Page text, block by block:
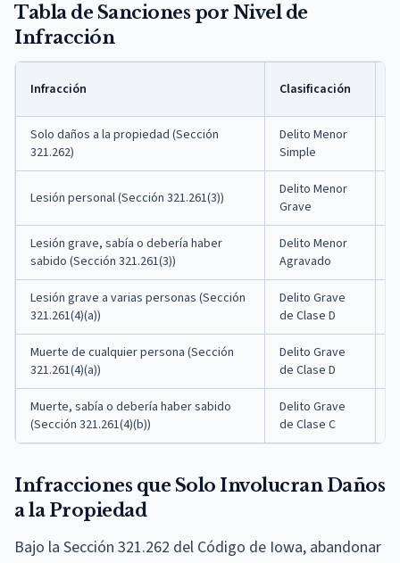
Tabla de Sanciones por Nivel de
Infracción
Infracción Clasificación
Solo daños a la propiedad (Sección
321.262)
Delito Menor
Simple
Lesión personal (Sección 321.261(3))
Delito Menor
Grave
Lesión grave, sabía o debería haber
sabido (Sección 321.261(3))
Delito Menor
Agravado
Lesión grave a varias personas (Sección
321.261(4)(a))
Delito Grave
de Clase D
Muerte de cualquier persona (Sección
321.261(4)(a))
Delito Grave
de Clase D
Muerte, sabía o debería haber sabido
(Sección 321.261(4)(b))
Delito Grave
de Clase C
Infracciones que Solo Involucran Daños
a la Propiedad
Bajo la Sección 321.262 del Código de Iowa, abandonar